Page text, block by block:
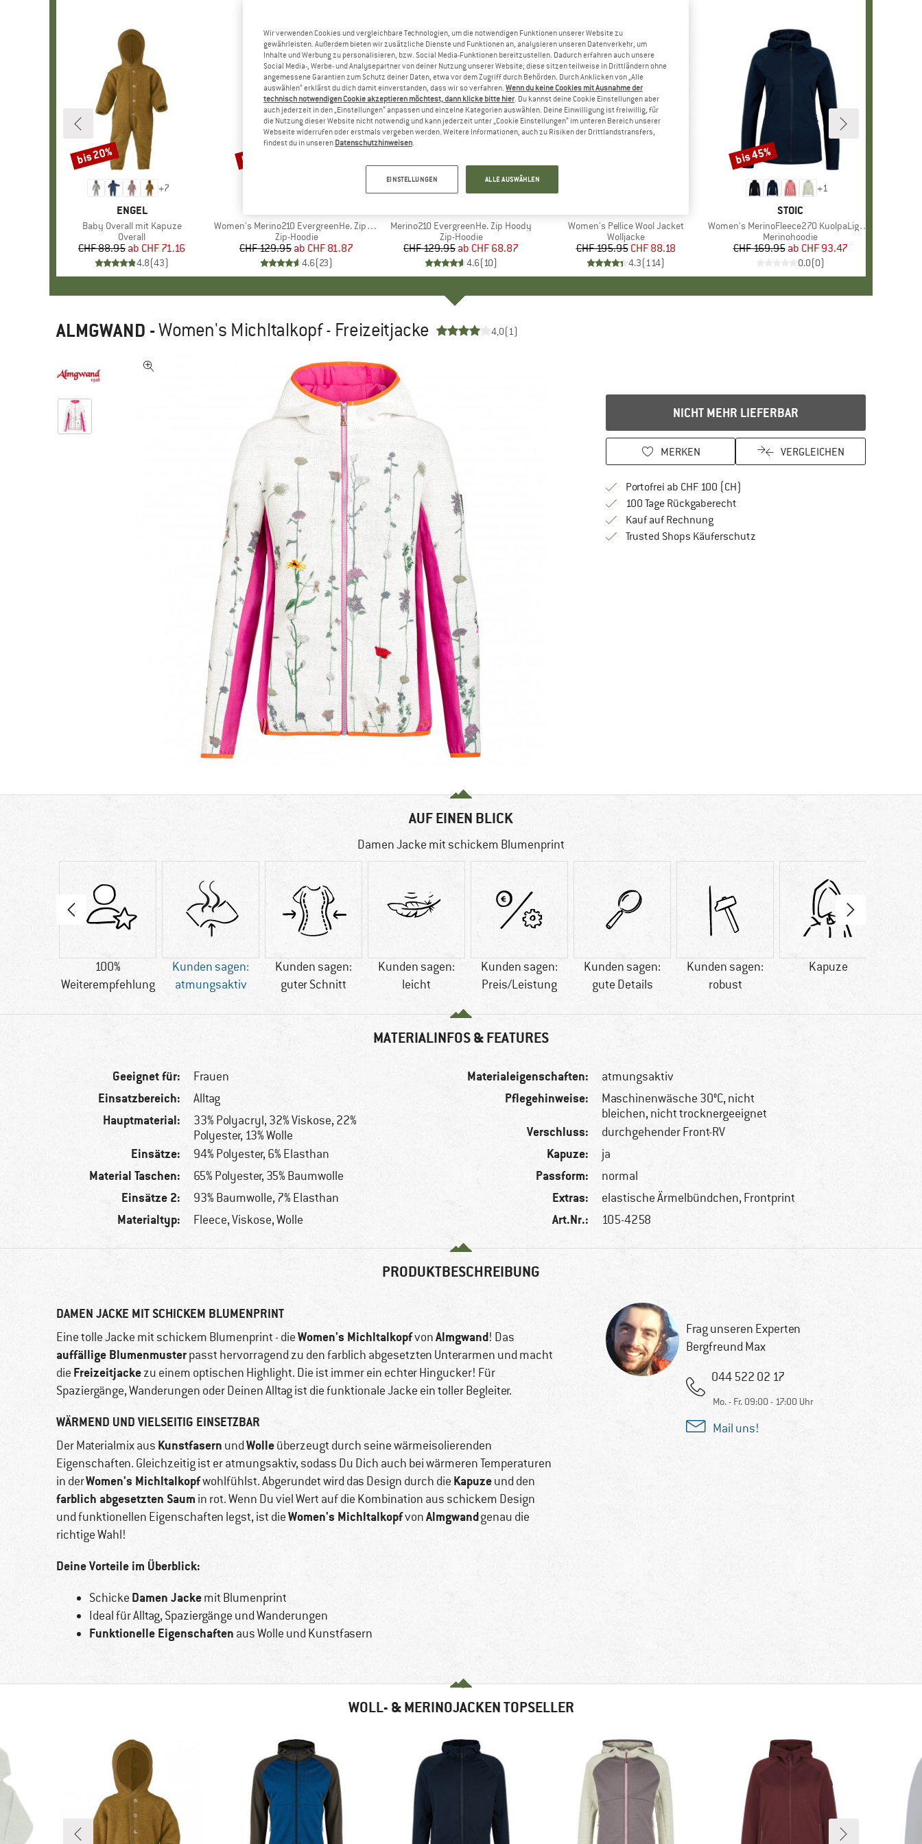
+7
MARKE
ENGEL
Artikel
Baby Overall mit Kapuze
Produktgruppe
Overall
Preis
CHF 88.95 reduzierter Preis
ab CHF 71.16
4.8(43)
Rabatt
bis 20%
Artikel
Women's Merino210 EvergreenHe. Zip Hoody
Produktgruppe
Zip-Hoodie
Preis
CHF 129.95 reduzierter Preis
ab CHF 81.87
4.6(23)
Rabatt
bis 37%
Artikel
Merino210 EvergreenHe. Zip Hoody
Produktgruppe
Zip-Hoodie
Preis
CHF 129.95 reduzierter Preis
ab CHF 68.87
4.6(10)
Artikel
Women's Pellice Wool Jacket
Produktgruppe
Wolljacke
Preis
CHF 195.95reduzierter Preis
CHF 88.18
4.3(114)
+1
MARKE
STOIC
Artikel
Women's MerinoFleece270 KuolpaLightSt. Zip Hoody
Produktgruppe
Merinohoodie
Preis
CHF 169.95 reduzierter Preis
ab CHF 93.47
0.0(0)
Rabatt
bis 45%
ALMGWAND -Women's Michltalkopf - Freizeitjacke 4,0(1)
NICHT MEHR LIEFERBAR
MERKEN VERGLEICHEN
Portofrei ab CHF 100 (CH)
100 Tage RückgaberechtGehe hier zu den Rückgabe-Richtlinien
Kauf auf RechnungFinde die Zahlungs-Infos hier! Öffnet sich in
Trusted Shops KäuferschutzFinde alle Infos hier!
AUF EINEN BLICK
Damen Jacke mit schickem Blumenprint
100%
Weiterempfehlung
Kunden sagen:
atmungsaktiv
Kunden sagen:
guter Schnitt
Kunden sagen:
leicht
Kunden sagen:
Preis/Leistung
Kunden sagen:
gute Details
Kunden sagen:
robust
Kapuze
MATERIALINFOS & FEATURES
Geeignet für: Frauen
Einsatzbereich: Alltag
Hauptmaterial:
33% Polyacryl, 32% Viskose, 22%
Polyester, 13% Wolle
Einsätze: 94% Polyester, 6% Elasthan
Material Taschen: 65% Polyester, 35% Baumwolle
Einsätze 2: 93% Baumwolle, 7% Elasthan
Materialtyp: Fleece, Viskose, Wolle
Materialeigenschaften: atmungsaktiv
Pflegehinweise:
Maschinenwäsche 30°C, nicht
bleichen, nicht trocknergeeignet
Verschluss: durchgehender Front-RV
Kapuze: ja
Passform: normal
Extras: elastische Ärmelbündchen, Frontprint
Art.Nr.: 105-4258
PRODUKTBESCHREIBUNG
DAMEN JACKE MIT SCHICKEM BLUMENPRINT
Eine tolle Jacke mit schickem Blumenprint - dieWomen's MichltalkopfvonAlmgwand! Das
auffällige Blumenmusterpasst hervorragend zu den farblich abgesetzten Unterarmen und macht
die Freizeitjackezu einem optischen Highlight. Die ist immer ein echter Hingucker! Für
Spaziergänge, Wanderungen oder Deinen Alltag ist die funktionale Jacke ein toller Begleiter.
WÄRMEND UND VIELSEITIG EINSETZBAR
Der Materialmix aus Kunstfasern undWolleüberzeugt durch seine wärmeisolierenden
Eigenschaften. Gleichzeitig ist er atmungsaktiv, sodass Du Dich auch bei wärmeren Temperaturen
in derWomen's Michltalkopfwohlfühlst. Abgerundet wird das Design durch die Kapuzeund den
farblich abgesetzten Saum in rot. Wenn Du viel Wert auf die Kombination aus schickem Design
und funktionellen Eigenschaften legst, ist dieWomen's MichltalkopfvonAlmgwandgenau die
richtige Wahl!
Deine Vorteile im Überblick:
Schicke Damen Jackemit Blumenprint
Ideal für Alltag, Spaziergänge und Wanderungen
Funktionelle Eigenschaften aus Wolle und Kunstfasern
Frag unseren Experten
Bergfreund Max
044 522 02 17
Mo. - Fr. 09:00 - 17:00 Uhr
Mail uns!
WOLL- & MERINOJACKEN TOPSELLER
Wir verwenden Cookies und vergleichbare Technologien, um die notwendigen Funktionen unserer Website zu
gewährleisten. Außerdem bieten wir zusätzliche Dienste und Funktionen an, analysieren unseren Datenverkehr, um
Inhalte und Werbung zu personalisieren, bzw. Social Media-Funktionen bereitzustellen. Dadurch erfahren auch unsere
Social Media-, Werbe- und Analysepartner von deiner Nutzung unserer Website; diese sitzen teilweise in Drittländern ohne
angemessene Garantien zum Schutz deiner Daten, etwa vor dem Zugriff durch Behörden. Durch Anklicken von „Alle
auswählen“ erklärst du dich damit einverstanden, dass wir so verfahren. Wenn du keine Cookies mit Ausnahme der
technisch notwendigen Cookie akzeptieren möchtest, dann klicke bitte hier. Du kannst deine Cookie Einstellungen aber
auch jederzeit in den „Einstellungen“ anpassen und einzelne Kategorien auswählen. Deine Einwilligung ist freiwillig, für
die Nutzung dieser Website nicht notwendig und kann jederzeit unter „Cookie Einstellungen“ im unteren Bereich unserer
Webseite widerrufen oder erstmals vergeben werden. Weitere Informationen, auch zu Risiken der Drittlandstransfers,
findest du in unseren Datenschutzhinweisen.
EINSTELLUNGEN ALLE AUSWÄHLEN